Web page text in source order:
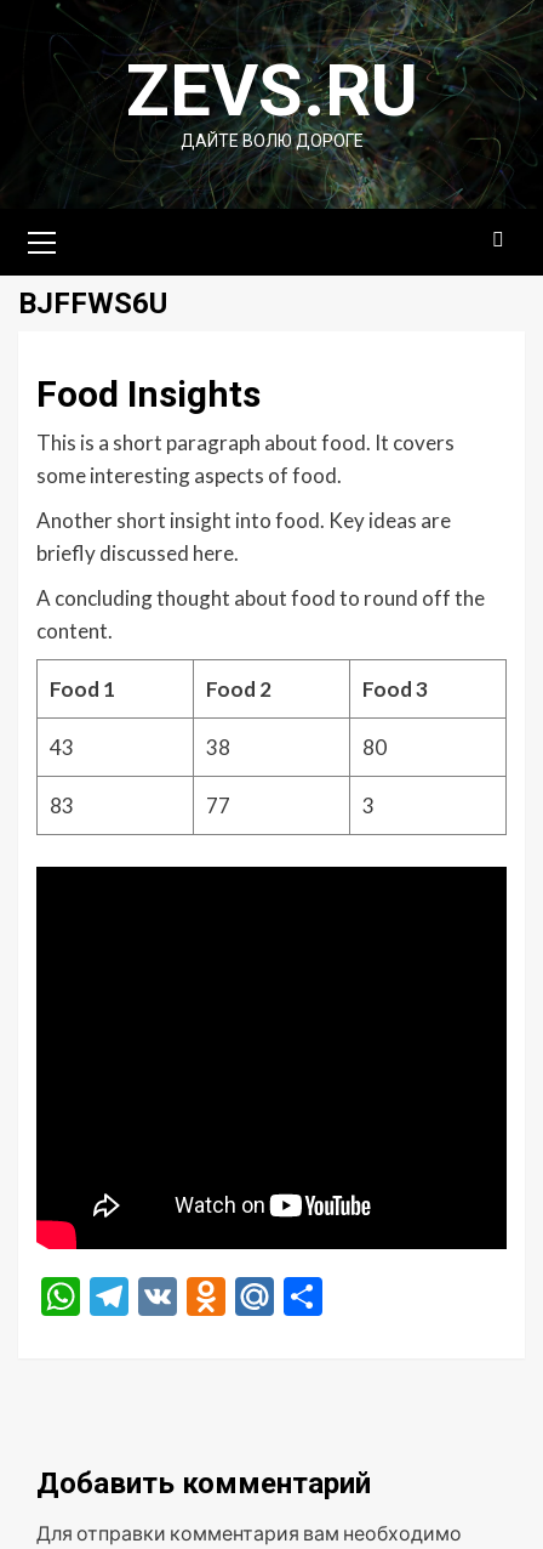
Перейти
содержимомуZEVS.RU
ДАЙТЕ ВОЛЮ ДОРОГЕ
меню
BJFFWS6U
Food Insights
This is a short paragraph about food. It covers
some interesting aspects of food.
Another short insight into food. Key ideas are
briefly discussed here.
A concluding thought about food to round off the
content.
Food 1 Food 2 Food 3
43 38 80
83 77 3
WhatsApp
Telegram
VK Odnoklassniki
Mail.Ru
Добавить комментарий
Для отправки комментария вам необходимо